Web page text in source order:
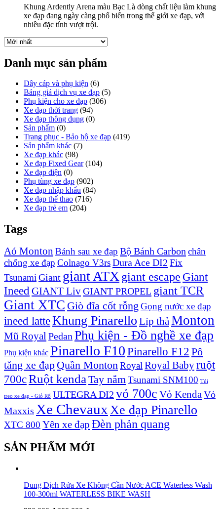
Khung Ardently Arena màu Bạc Là dòng chất liệu làm khung
xe đạp đang ngày càng phổ biến trong thế giới xe đạp, với
nhiều đặc tính vượt trội.
Danh mục sản phẩm
Dây cáp và phụ kiện (6)
Bảng giá dịch vụ xe đạp (5)
Phụ kiện cho xe đạp (306)
Xe đạp thời trang (94)
Xe đạp thông dụng (0)
Sản phẩm (0)
Trang phục - Bảo hộ xe đạp (419)
Sản phẩm khác (7)
Xe đạp khác (98)
Xe đạp Fixed Gear (104)
Xe đạp điện (0)
Phụ tùng xe đạp (902)
Xe đạp nhập khẩu (84)
Xe đạp thể thao (716)
Xe đạp trẻ em (204)
Tags
Aó Monton Bánh sau xe đạp Bộ Bánh Carbon chân
chống xe đạp Colnago V3rsDura Ace DI2 Fix
TsunamiGiant giant ATXgiant escape Giant
IneedGIANT LivGIANT PROPEL giant TCR
Giant XTC Giò đĩa cốt rỗng Gọng nước xe đạp
ineed latteKhung Pinarello Líp thảMonton
Mũ Royal Pedan Phụ kiện - Đồ nghề xe đạp
Phụ kiện khác Pinarello F10Pinarello F12 Pô
tăng xe đạp Quần MontonRoyalRoyal Babyruột
700cRuột kendaTay nắmTsunami SNM100 Túi
treo xe đạp - Giỏ Rổ ULTEGRA DI2 vỏ 700c Vỏ KendaVỏ
Maxxis Xe ChevauxXe đạp Pinarello
XTC 800 Yên xe đạp Đèn phản quang
SẢN PHẨM MỚI
Dung Dịch Rửa Xe Không Cần Nước ACE Waterless Wash
100-300ml WATERLESS BIKE WASH